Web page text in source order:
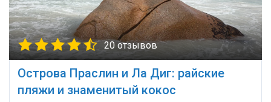
20 отзывов
Острова Праслин и Ла Диг: райские
пляжи и знаменитый кокос